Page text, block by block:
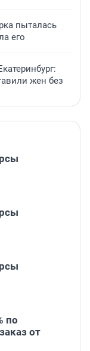
пыталась
его
жен без
по
от